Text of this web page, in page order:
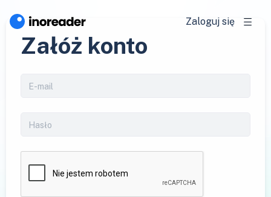
Zaloguj się
Załóż konto